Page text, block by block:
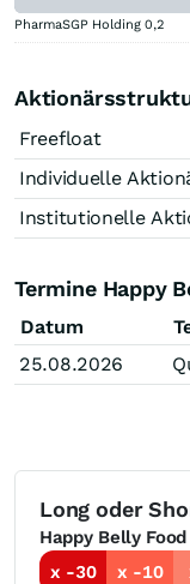
PharmaSGP Holding 0,2
Freefloat
Individuelle
Institutionelle
Termine Happy
Datum
25.08.2026
Long oder
Happy Belly
x -30
x -10